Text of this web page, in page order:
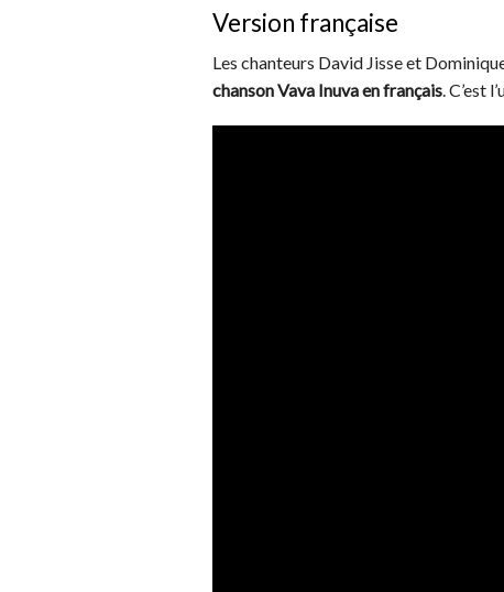
Version française
Les chanteurs David Jisse et
chansonVava Inuva en français. C’est